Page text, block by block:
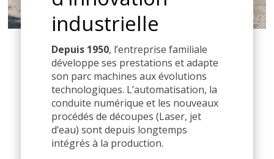
industrielle
Depuis 1950, l’entreprise familiale
développe ses prestations et adapte
son parc machines aux évolutions
technologiques. L’automatisation, la
conduite numérique et les nouveaux
procédés de découpes (Laser, jet
d’eau) sont depuis longtemps
intégrés à la production.